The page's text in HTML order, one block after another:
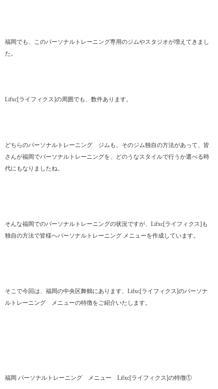
福岡でも、このパーソナルトレーニング専用のジムやスタジオが増えてきまし
た。
Lifxc[ライフィクス]の周囲でも、数件あります。
どちらのパーソナルトレーニング ジムも、そのジム独自の方法があって、皆
さんが福岡でパーソナルトレーニングを、どのうなスタイルで行うか選べる時
代にもなりましたね。
そんな福岡でのパーソナルトレーニングの状況ですが、Lifxc[ライフィクス]も
独自の方法で皆様へパーソナルトレーニング メニューを作成しています。
そこで今回は、福岡の中央区舞鶴にあります、Lifxc[ライフィクス]のパーソナ
ルトレーニング メニューの特徴をご紹介いたします。
福岡 パーソナルトレーニング メニュー Lifxc[ライフィクス]の特徴①